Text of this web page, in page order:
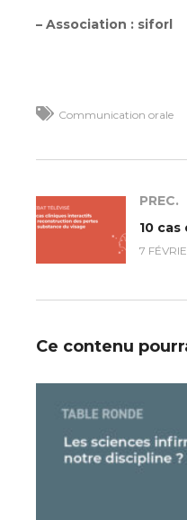
– Association : siforl
Communication orale
PREC.
7
Ce contenu